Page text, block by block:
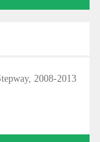
2008-2013